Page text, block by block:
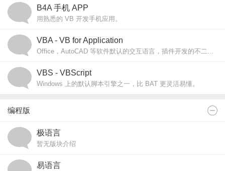
B4A 手机 APP
用熟悉的 VB 开发手机应用。
VBA - VB for Application
Office，AutoCAD 等软件默认的交互语言，插件开发的不二选择。
VBS - VBScript
Windows 上的默认脚本引擎之一，比 BAT 更灵活易懂。
编程版
极语言
暂无版块介绍
易语言